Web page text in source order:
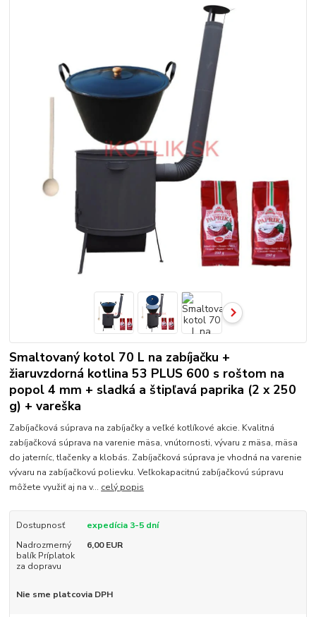
Smaltovaný kotol 70 L na zabíjačku +
žiaruvzdorná kotlina 53 PLUS 600 s roštom na
popol 4 mm + sladká a štipľavá paprika (2 x 250
g) + vareška
Zabíjačková súprava na zabíjačky a veľké kotlíkové akcie. Kvalitná
zabíjačková súprava na varenie mäsa, vnútornosti, vývaru z mäsa, mäsa
do jaterníc, tlačenky a klobás. Zabíjačková súprava je vhodná na varenie
vývaru na zabíjačkovú polievku. Veľkokapacitnú zabíjačkovú súpravu
môžete využiť aj na v... celý popis
Dostupnosť
expedícia 3-5 dní
Nadrozmerný
balík Príplatok
za dopravu
6,00 EUR
Nie sme platcovia DPH